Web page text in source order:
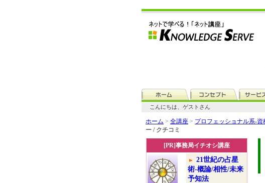
こんにちは、ゲストさん
ホーム > 全講座 > プロフェッショナル系-資
ー / クチコミ
[PR]事務局イチオシ講座
21世紀の占星
術-概論/相性/未来
予知法